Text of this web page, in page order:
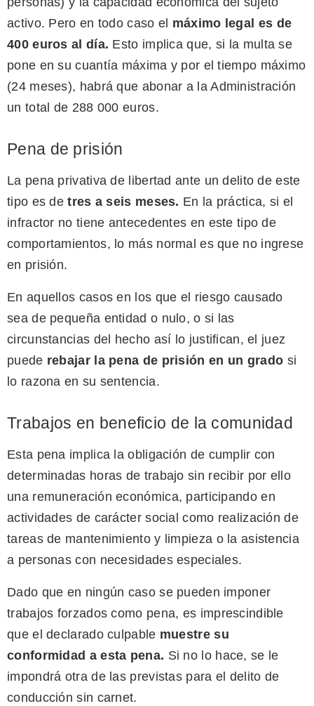
activo. Pero en todo caso el máximo legal es de
400 euros al día. Esto implica que, si la multa se
pone en su cuantía máxima y por el tiempo máximo
(24 meses), habrá que abonar a la Administración
un total de 288 000 euros.
Pena de prisión
La pena privativa de libertad ante un delito de este
tipo es de tres a seis meses. En la práctica, si el
infractor no tiene antecedentes en este tipo de
comportamientos, lo más normal es que no ingrese
en prisión.
En aquellos casos en los que el riesgo causado
sea de pequeña entidad o nulo, o si las
circunstancias del hecho así lo justifican, el juez
puede rebajar la pena de prisión en un grado si
lo razona en su sentencia.
Trabajos en beneficio de la comunidad
Esta pena implica la obligación de cumplir con
determinadas horas de trabajo sin recibir por ello
una remuneración económica, participando en
actividades de carácter social como realización de
tareas de mantenimiento y limpieza o la asistencia
a personas con necesidades especiales.
Dado que en ningún caso se pueden imponer
trabajos forzados como pena, es imprescindible
que el declarado culpable muestre su
conformidad a esta pena. Si no lo hace, se le
impondrá otra de las previstas para el delito de
conducción sin carnet.